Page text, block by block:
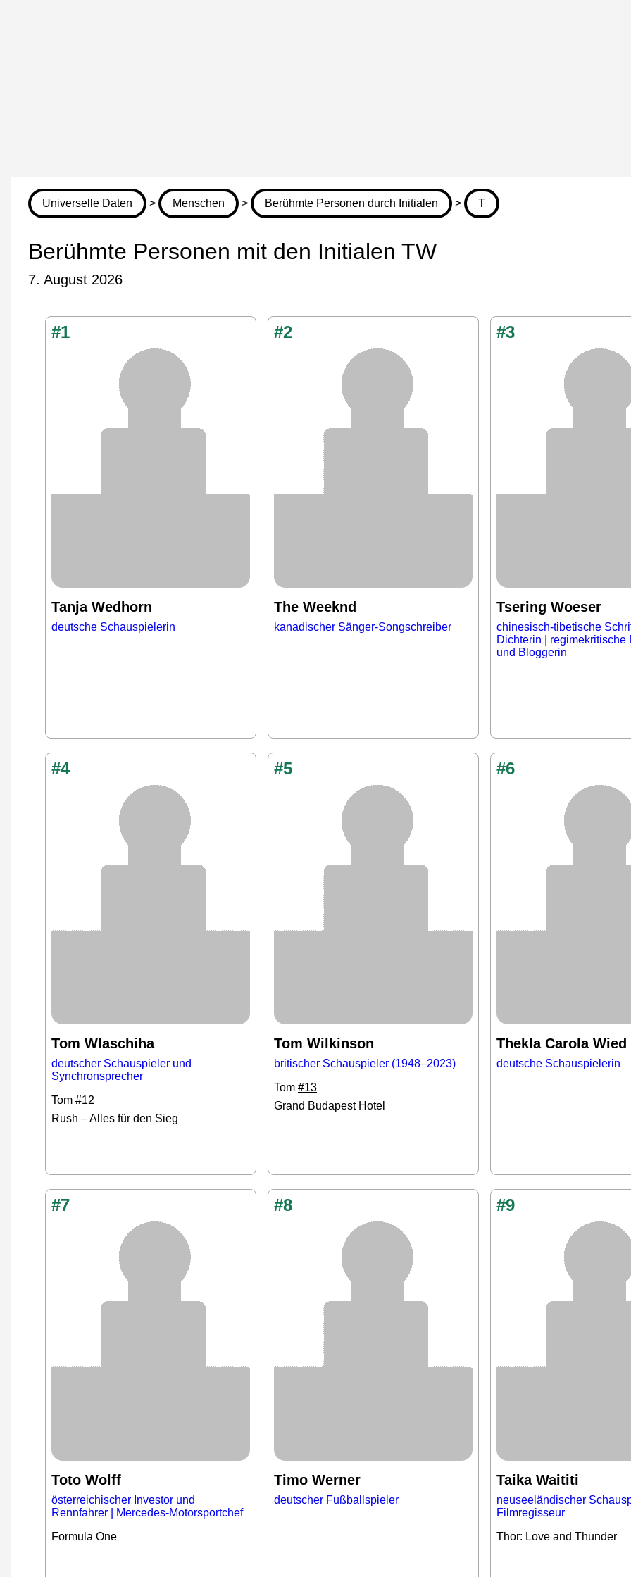
Universelle Daten > Menschen > Berühmte Personen durch Initialen > T
Berühmte Personen mit den Initialen TW
7. August 2026
#1
Tanja Wedhorn
deutsche Schauspielerin
#2
The Weeknd
kanadischer Sänger-Songschreiber
#3
Tsering Woeser
chinesisch-tibetische
Dichterin | regimekritische
und Bloggerin
#4
Tom Wlaschiha
deutscher Schauspieler und
Synchronsprecher
Tom #12
Rush – Alles für den Sieg
#5
Tom Wilkinson
britischer Schauspieler (1948–2023)
Tom #13
Grand Budapest Hotel
#6
Thekla Carola Wied
deutsche Schauspielerin
#7
Toto Wolff
österreichischer Investor und
Rennfahrer | Mercedes-Motorsportchef
Formula One
#8
Timo Werner
deutscher Fußballspieler
#9
Taika Waititi
neuseeländischer
Filmregisseur
Thor: Love and Thunder